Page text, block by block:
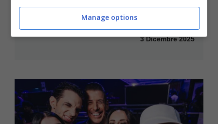
l’infortunio a Ballando con le stelle: il
referto medico
3 Dicembre 2025
Manage options